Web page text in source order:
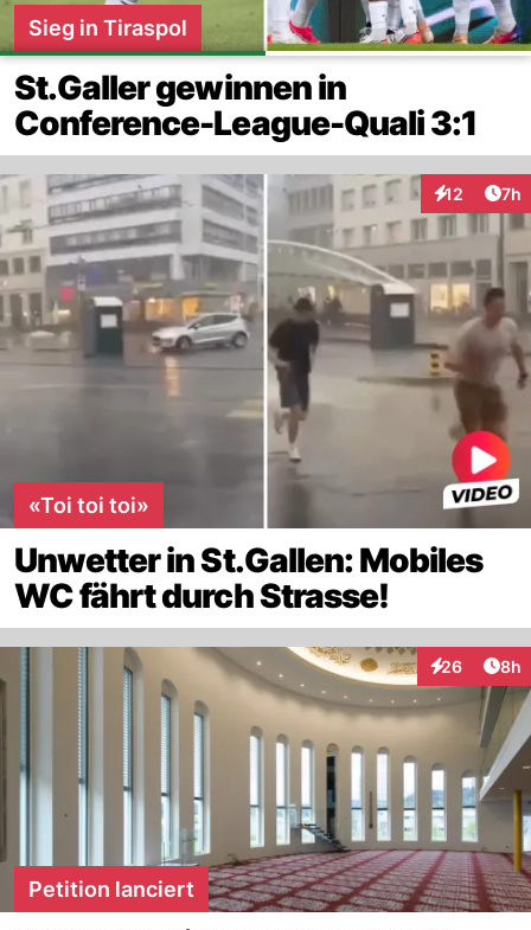
Sieg in Tiraspol
St.Galler gewinnen in
Conference-League-Quali 3:1
12 7h
«Toi toi toi»
Unwetter in St.Gallen: Mobiles
WC fährt durch Strasse!
26
Interaktionen
8h
Petition lanciert